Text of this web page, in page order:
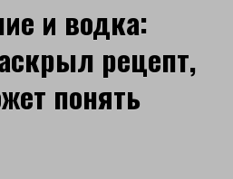
и водка:
рецепт,
понять